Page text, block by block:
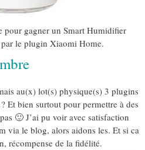
pour gagner un Smart Humidifier
le plugin Xiaomi Home.
au(x) lot(s) physique(s) 3 plugins
Et bien surtout pour permettre à des
🙂 J’ai pu voir avec satisfaction
via le blog, alors aidons les. Et si ca
récompense de la fidélité.